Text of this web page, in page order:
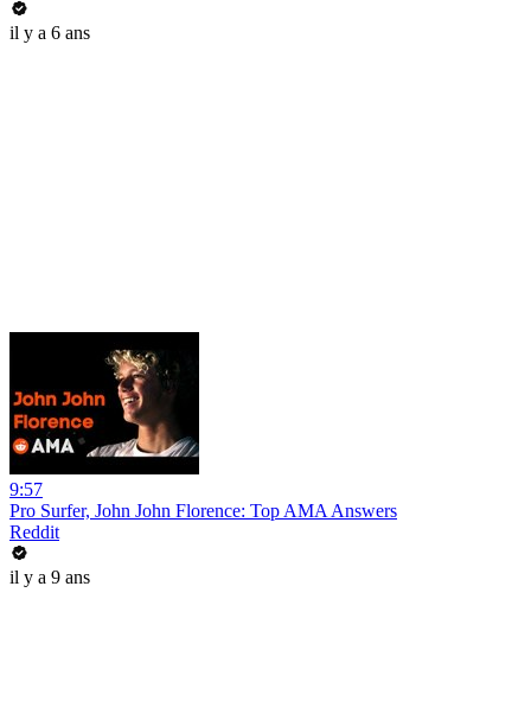
il y a 6 ans
9:57
Pro Surfer, John John Florence: Top AMA Answers
Reddit
il y a 9 ans